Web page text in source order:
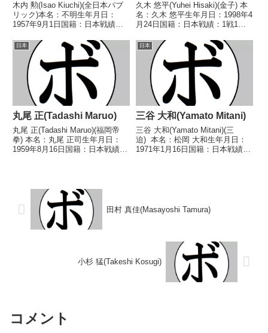
木内 勲(Isao Kiuchi)(全日本パブ
リック)本名：不明生年月日：
1957年9月1日国籍：日本戦績：
し【戦歴】1978/10/02
●3RKO 渡辺 敬之(金
子)1978/12/12 ●4R判定 (採...
久木 悠平(Yuhei Hisaki)(金子) 本
名：久木 悠平生年月日：1998年4
月24日国籍：日本戦績：1戦1
歴】2022/03/25 ○4R判定 3-
0(39-37、40-36、40-36) 福田 哲
日本
丸尾 正(Tadashi Maruo)
丸尾 正(Tadashi Maruo)(福岡帝
拳) 本名：丸尾 正司生年月日：
1959年8月16日国籍：日本戦績：
1979/12/08 ●3RKO ...
日本
三谷 大和(Yamato Mitani)
三谷 大和(Yamato Mitani)(三
迫) 本名：松岡 大和生年月日：
1971年1月16日国籍：日本戦績：
田村 真佳(Masayoshi Tamura)
小杉 猛(Takeshi Kosugi)
コメント